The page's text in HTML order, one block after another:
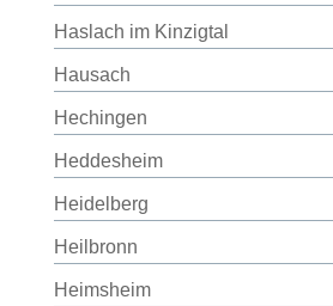
Haslach im Kinzigtal
Hausach
Hechingen
Heddesheim
Heidelberg
Heilbronn
Heimsheim